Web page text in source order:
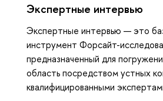
Экспертные интервью
Экспертные интервью — это
инструмент Форсайт-
предназначенный для
область посредством устных
квалифицированными